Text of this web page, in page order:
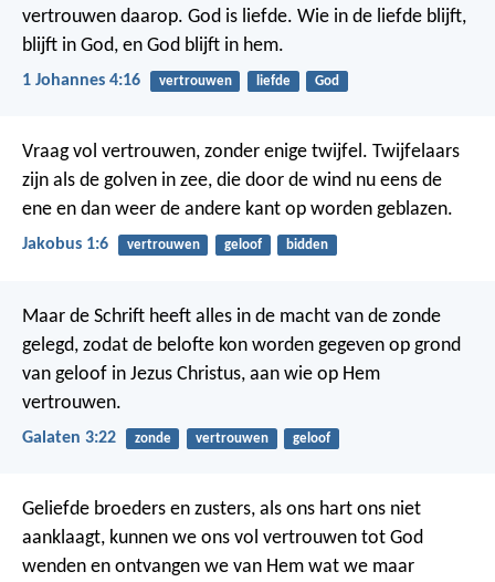
vertrouwen daarop. God is liefde. Wie in de liefde blijft,
blijft in God, en God blijft in hem.
1 Johannes 4:16 vertrouwen liefde God
Vraag vol vertrouwen, zonder enige twijfel. Twijfelaars
zijn als de golven in zee, die door de wind nu eens de
ene en dan weer de andere kant op worden geblazen.
Jakobus 1:6 vertrouwen geloof bidden
Maar de Schrift heeft alles in de macht van de zonde
gelegd, zodat de belofte kon worden gegeven op grond
van geloof in Jezus Christus, aan wie op Hem
vertrouwen.
Galaten 3:22 zonde vertrouwen geloof
Geliefde broeders en zusters, als ons hart ons niet
aanklaagt, kunnen we ons vol vertrouwen tot God
wenden en ontvangen we van Hem wat we maar